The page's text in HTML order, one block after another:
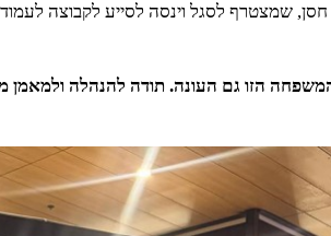
שמצטרף לסגל וינסה לסייע לקבוצה
הזו גם העונה. תודה להנהלה ולמאמן